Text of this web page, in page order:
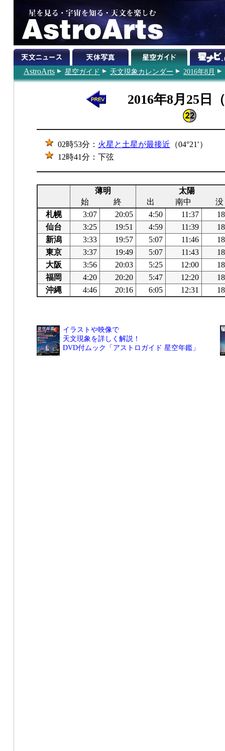
AstroArts 星空ガイド 天文現象カレンダー 2016年8月
2016年8月25日
02時53分： 火星と土星が最接近 （04°21′）
12時41分：下弦
薄明
太陽
始
終 出 南中
没
札幌
3:07 20:05 4:50 11:37
仙台
3:25 19:51 4:59 11:39
新潟
3:33 19:57 5:07 11:46
東京
3:37 19:49 5:07 11:43
大阪
3:56 20:03 5:25 12:00
福岡
4:20 20:20 5:47 12:20
沖縄
4:46 20:16 6:05 12:31
イラストや映像で
天文現象を詳しく解説！
DVD付ムック「アストロガイド 星空年鑑」